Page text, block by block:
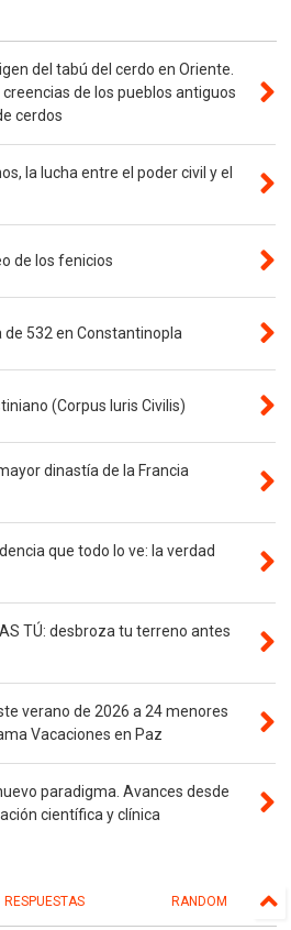
del tabú del cerdo en Oriente.
de los pueblos antiguos
cerdos
la lucha entre el poder civil y el
de los fenicios
de 532 en Constantinopla
(Corpus Iuris Civilis)
dinastía de la Francia
que todo lo ve: la verdad
TÚ: desbroza tu terreno antes
verano de 2026 a 24 menores
Vacaciones en Paz
paradigma. Avances desde
científica y clínica
RESPUESTAS RANDOM